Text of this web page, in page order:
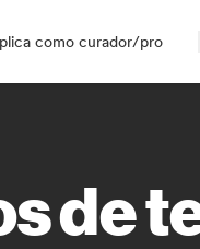
como curador/pro
de